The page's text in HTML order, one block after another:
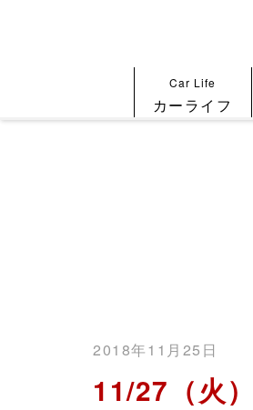
Car Life
カーライフ
2018年11月25日
11/27（火